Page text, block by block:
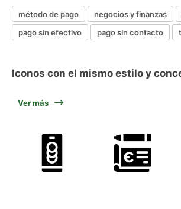
método de pago negocios y finanzas
pago sin efectivo
pago sin contacto
Iconos con el mismo estilo y
Ver más